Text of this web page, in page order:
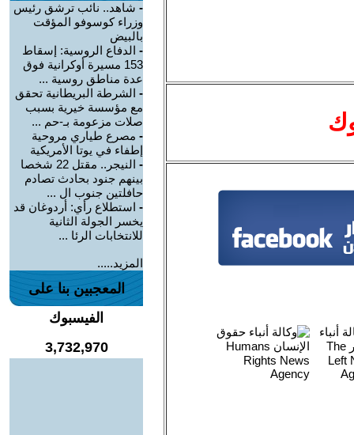
- شاهد.. نائب ترشق رئيس
وزراء كوسوفو المؤقت
بالبيض
- الدفاع الروسية: إسقاط
153 مسيرة أوكرانية فوق
عدة مناطق روسية ...
- الشرطة البريطانية تحقق
مع مؤسسة خيرية بسبب
صلات مزعومة بـ-حم ...
- مصرع طياري مروحية
إطفاء في يوتا الأمريكية
-
النيجر.. مقتل 22 شخصا
بينهم جنود بحادث تصادم
حافلتين جنوب ال ...
- استطلاع رأي: أردوغان قد
يخسر الجولة الثانية
للانتخابات الرئا ...
المزيد.....
المعجبين بنا على
الفيسبوك
3,732,970